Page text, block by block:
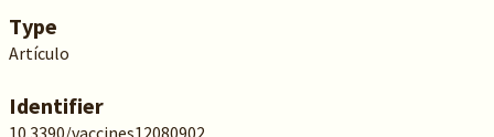
Type
Artículo
Identifier
10.3390/vaccines12080902